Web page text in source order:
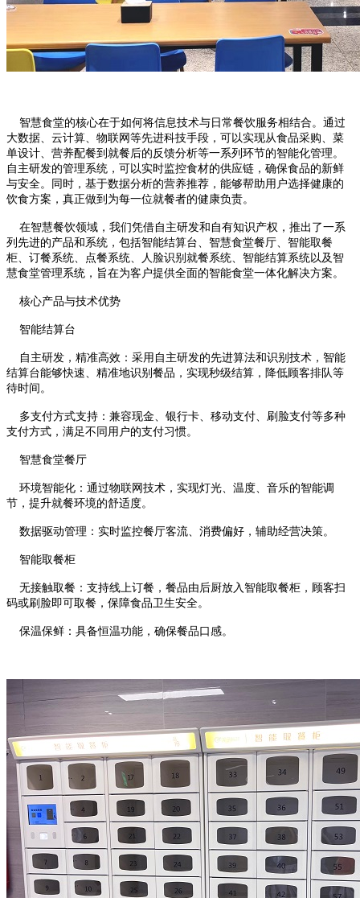
智慧食堂的核心在于如何将信息技术与日常餐饮服务相结合。通过
大数据、云计算、物联网等先进科技手段，可以实现从食品采购、菜
单设计、营养配餐到就餐后的反馈分析等一系列环节的智能化管理。
自主研发的管理系统，可以实时监控食材的供应链，确保食品的新鲜
与安全。同时，基于数据分析的营养推荐，能够帮助用户选择健康的
饮食方案，真正做到为每一位就餐者的健康负责。
在智慧餐饮领域，我们凭借自主研发和自有知识产权，推出了一系
列先进的产品和系统，包括智能结算台、智慧食堂餐厅、智能取餐
柜、订餐系统、点餐系统、人脸识别就餐系统、智能结算系统以及智
慧食堂管理系统，旨在为客户提供全面的智能食堂一体化解决方案。
核心产品与技术优势
智能结算台
自主研发，精准高效：采用自主研发的先进算法和识别技术，智能
结算台能够快速、精准地识别餐品，实现秒级结算，降低顾客排队等
待时间。
多支付方式支持：兼容现金、银行卡、移动支付、刷脸支付等多种
支付方式，满足不同用户的支付习惯。
智慧食堂餐厅
环境智能化：通过物联网技术，实现灯光、温度、音乐的智能调
节，提升就餐环境的舒适度。
数据驱动管理：实时监控餐厅客流、消费偏好，辅助经营决策。
智能取餐柜
无接触取餐：支持线上订餐，餐品由后厨放入智能取餐柜，顾客扫
码或刷脸即可取餐，保障食品卫生安全。
保温保鲜：具备恒温功能，确保餐品口感。